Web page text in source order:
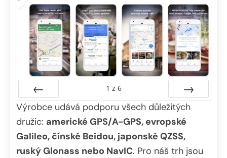
Předchozí
1 z 6
Další
Výrobce udává podporu všech důležitých
družic: americké GPS/A-GPS, evropské
Galileo, čínské Beidou, japonské QZSS,
ruský Glonass nebo NavIC. Pro náš trh jsou